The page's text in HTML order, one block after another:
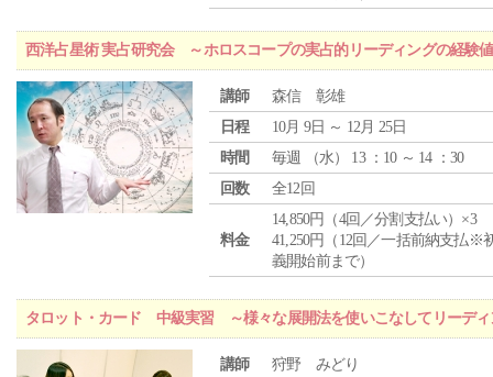
西洋占星術 実占研究会 ～ホロスコープの実占的リーディングの経験
講師
森信 彰雄
日程
10月 9日 ～ 12月 25日
時間
毎週 （水） 13 ：10 ～ 14 ：30
回数
全12回
料金
14,850円（4回／分割支払い）×3
41,250円（12回／一括前納支払※
義開始前まで）
タロット・カード 中級実習 ～様々な展開法を使いこなしてリーディ
講師 狩野 みどり